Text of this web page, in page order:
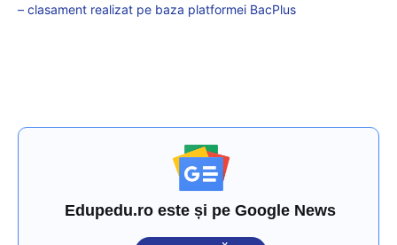
– clasament realizat pe baza platformei BacPlus
Edupedu.ro este și pe Google News